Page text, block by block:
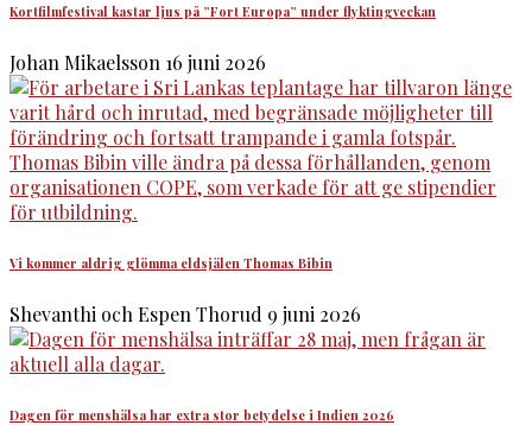
Kortfilmfestival kastar ljus på ”Fort Europa” under flyktingveckan
Johan Mikaelsson 16 juni 2026
Vi kommer aldrig glömma eldsjälen Thomas Bibin
Shevanthi och Espen Thorud 9 juni 2026
Dagen för menshälsa har extra stor betydelse i Indien 2026